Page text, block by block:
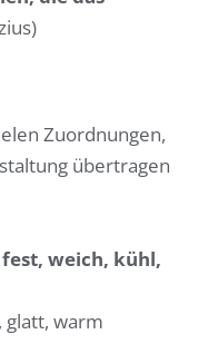
Zuordnungen,
übertragen
weich, kühl,
glatt, warm